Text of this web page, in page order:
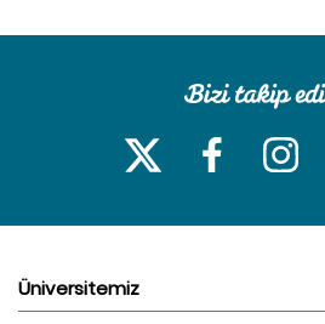
Üniversitemiz